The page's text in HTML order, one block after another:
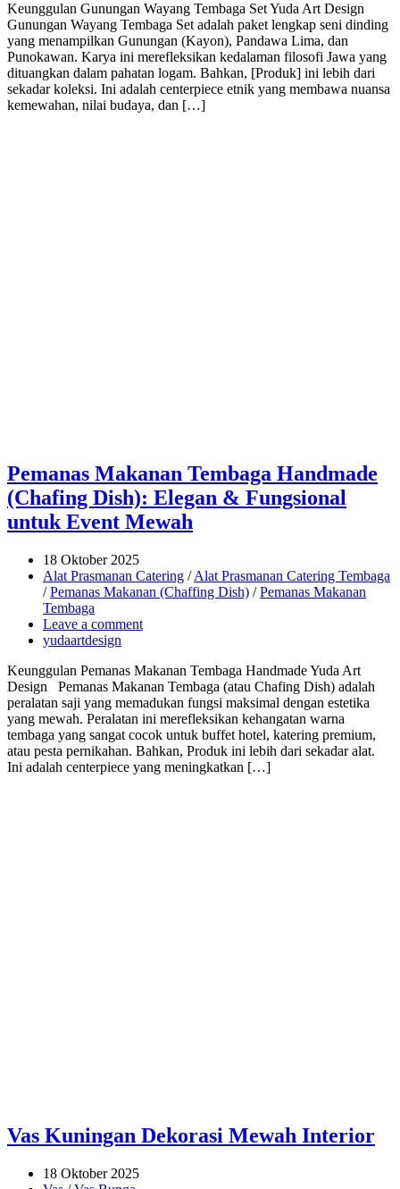
Keunggulan Gunungan Wayang Tembaga Set Yuda Art Design
Gunungan Wayang Tembaga Set adalah paket lengkap seni dinding
yang menampilkan Gunungan (Kayon), Pandawa Lima, dan
Punokawan. Karya ini merefleksikan kedalaman filosofi Jawa yang
dituangkan dalam pahatan logam. Bahkan, [Produk] ini lebih dari
sekadar koleksi. Ini adalah centerpiece etnik yang membawa nuansa
kemewahan, nilai budaya, dan […]
Pemanas Makanan Tembaga Handmade
(Chafing Dish): Elegan & Fungsional
untuk Event Mewah
18 Oktober 2025
Alat Prasmanan Catering /Alat Prasmanan Catering Tembaga
/Pemanas Makanan (Chaffing Dish) /Pemanas Makanan
Tembaga
Leave a comment
yudaartdesign
Keunggulan Pemanas Makanan Tembaga Handmade Yuda Art
Design Pemanas Makanan Tembaga (atau Chafing Dish) adalah
peralatan saji yang memadukan fungsi maksimal dengan estetika
yang mewah. Peralatan ini merefleksikan kehangatan warna
tembaga yang sangat cocok untuk buffet hotel, katering premium,
atau pesta pernikahan. Bahkan, Produk ini lebih dari sekadar alat.
Ini adalah centerpiece yang meningkatkan […]
Vas Kuningan Dekorasi Mewah Interior
18 Oktober 2025